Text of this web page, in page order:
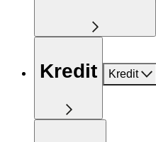
Kredit Kredit